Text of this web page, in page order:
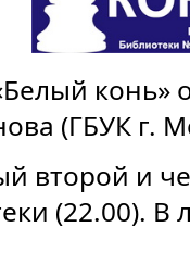
конь»
(ГБУК г.
второй и
(22.00). В